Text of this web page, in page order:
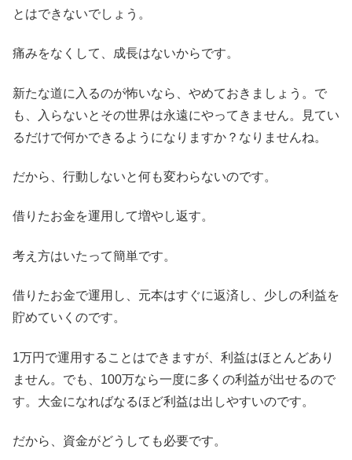
とはできないでしょう。
痛みをなくして、成長はないからです。
新たな道に入るのが怖いなら、やめておきましょう。で
も、入らないとその世界は永遠にやってきません。見てい
るだけで何かできるようになりますか？なりませんね。
だから、行動しないと何も変わらないのです。
借りたお金を運用して増やし返す。
考え方はいたって簡単です。
借りたお金で運用し、元本はすぐに返済し、少しの利益を
貯めていくのです。
1万円で運用することはできますが、利益はほとんどあり
ません。でも、100万なら一度に多くの利益が出せるので
す。大金になればなるほど利益は出しやすいのです。
だから、資金がどうしても必要です。